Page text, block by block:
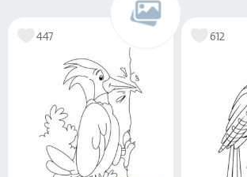
447 612